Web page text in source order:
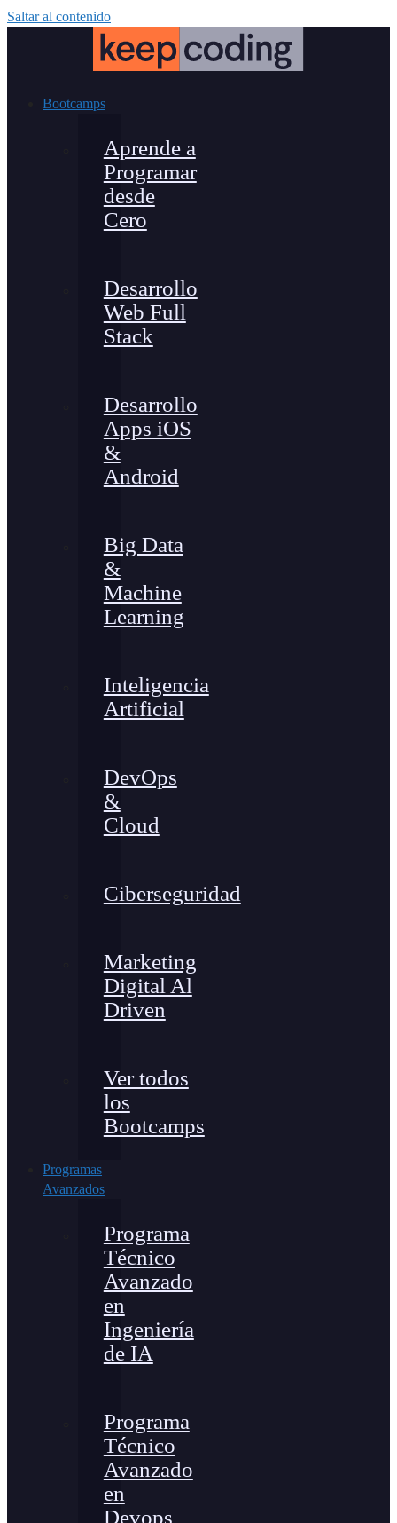
Saltar al contenido
Bootcamps
Aprende a
Programar
desde
Cero
Desarrollo
Web Full
Stack
Desarrollo
Apps iOS
&
Android
Big Data
&
Machine
Learning
Inteligencia
Artificial
DevOps
&
Cloud
Ciberseguridad
Marketing
Digital Al
Driven
Ver todos
los
Bootcamps
Programas
Avanzados
Programa
Técnico
Avanzado
en
Ingeniería
de IA
Programa
Técnico
Avanzado
en
Devops